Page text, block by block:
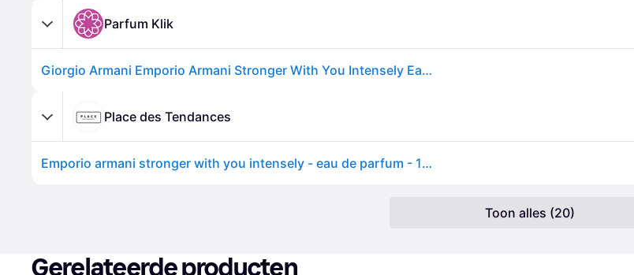
Parfum Klik
Giorgio Armani Emporio Armani Stronger With You Intensely Eau de Parfum 100ml Spray
Place des Tendances
Emporio armani stronger with you intensely - eau de parfum - 100ml Maat
Toon alles (20)
Gerelateerde producten